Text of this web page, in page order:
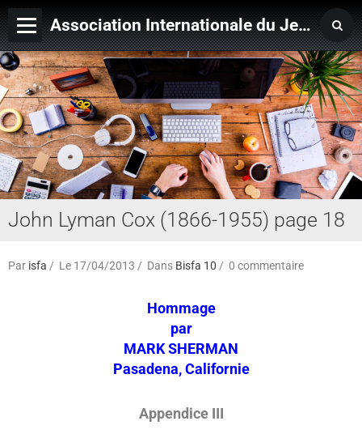
Association Internationale du Jeu de Ficelle
Page d'accueil
Derniers ajouts
John Lyman Cox (1866-1955) page 18
Par isfa Le 17/04/2013 Dans Bisfa 10 0 commentaire
Hommage
par
MARK SHERMAN
Pasadena, Californie
Appendice III